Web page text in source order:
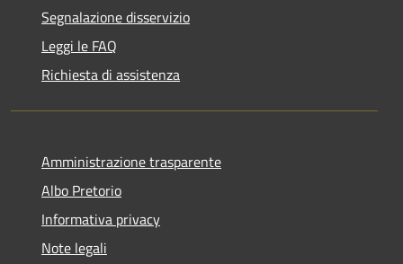
Segnalazione disservizio
Leggi le FAQ
Richiesta di assistenza
Amministrazione trasparente
Albo Pretorio
Informativa privacy
Note legali